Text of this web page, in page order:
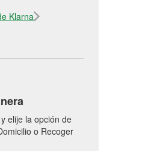
Klarna
elije la opción de
o Recoger